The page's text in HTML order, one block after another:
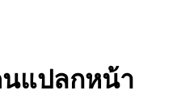
แปลกหน้า